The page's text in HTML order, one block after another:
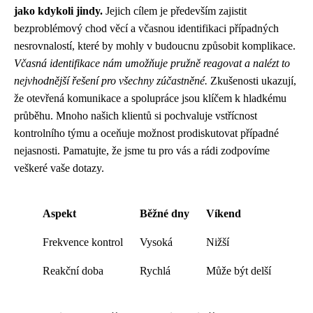
jako kdykoli jindy. Jejich cílem je především zajistit
bezproblémový chod věcí a včasnou identifikaci případných
nesrovnalostí, které by mohly v budoucnu způsobit komplikace.
Včasná identifikace nám umožňuje pružně reagovat a nalézt to
nejvhodnější řešení pro všechny zúčastněné. Zkušenosti ukazují,
že otevřená komunikace a spolupráce jsou klíčem k hladkému
průběhu. Mnoho našich klientů si pochvaluje vstřícnost
kontrolního týmu a oceňuje možnost prodiskutovat případné
nejasnosti. Pamatujte, že jsme tu pro vás a rádi zodpovíme
veškeré vaše dotazy.
Aspekt Běžné dny Víkend
Frekvence kontrol Vysoká Nižší
Reakční doba Rychlá Může být delší